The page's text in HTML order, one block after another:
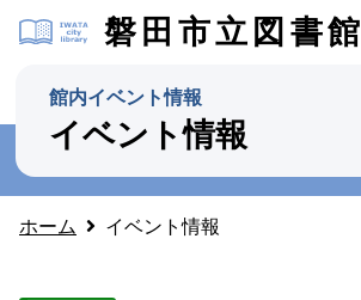
磐田市立図書館
館内イベント情報
イベント情報
ホーム イベント情報